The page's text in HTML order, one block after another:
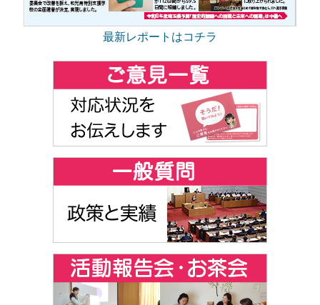
最新レポートはコチラ